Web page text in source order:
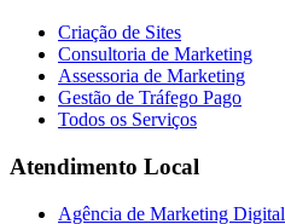
Criação de Sites
Consultoria de Marketing
Assessoria de Marketing
Gestão de Tráfego Pago
Todos os Serviços
Atendimento Local
Agência de Marketing Digital